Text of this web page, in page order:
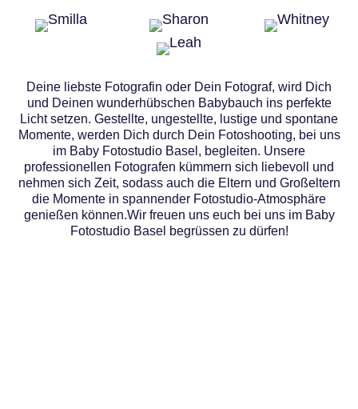
Deine liebste Fotografin oder Dein Fotograf, wird Dich
und Deinen wunderhübschen Babybauch ins perfekte
Licht setzen. Gestellte, ungestellte, lustige und spontane
Momente, werden Dich durch Dein Fotoshooting, bei uns
im Baby Fotostudio Basel, begleiten. Unsere
professionellen Fotografen kümmern sich liebevoll und
nehmen sich Zeit, sodass auch die Eltern und Großeltern
die Momente in spannender Fotostudio-Atmosphäre
genießen können.Wir freuen uns euch bei uns im Baby
Fotostudio Basel begrüssen zu dürfen!